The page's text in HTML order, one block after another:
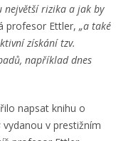
největší rizika a jak by
profesor Ettler, „a také
získání tzv.
například dnes
napsat knihu o
vydanou v prestižním